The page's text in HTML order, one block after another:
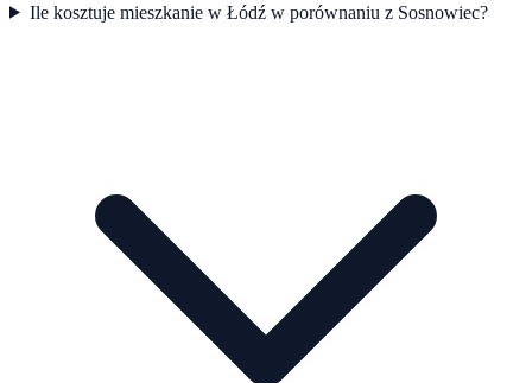
Ile kosztuje mieszkanie w Łódź w porównaniu z Sosnowiec?